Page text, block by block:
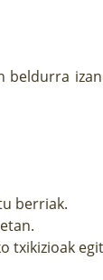
berriak.
txikizioak